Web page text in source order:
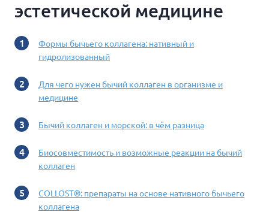
эстетической медицине
Формы бычьего коллагена: нативный и
гидролизованный
Для чего нужен бычий коллаген в организме и
медицине
Бычий коллаген и морской: в чём разница
Биосовместимость и возможные реакции на бычий
коллаген
COLLOST®: препараты на основе нативного бычьего
коллагена